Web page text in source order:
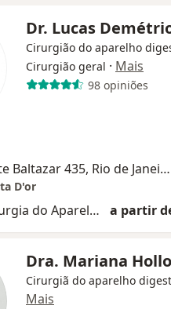
Dr. Lucas
Cirurgião do aparelho
Cirurgião geral · Mais
98 opiniões
Rua Almirante Baltazar 435, Rio de Janeiro
D'or
Consulta Cirurgia do Aparelho Digestivo a partir
Dra. Mariana
Cirurgiã do aparelho
Mais